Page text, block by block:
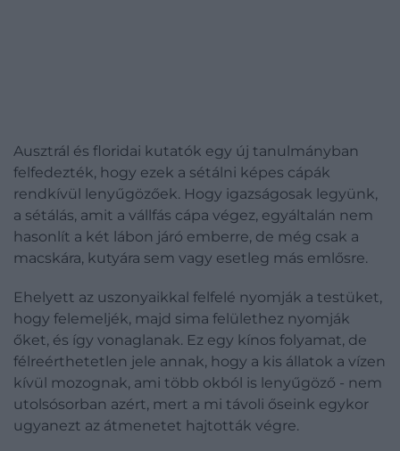
Ausztrál és floridai kutatók egy új tanulmányban
felfedezték, hogy ezek a sétálni képes cápák
rendkívül lenyűgözőek. Hogy igazságosak legyünk,
a sétálás, amit a vállfás cápa végez, egyáltalán nem
hasonlít a két lábon járó emberre, de még csak a
macskára, kutyára sem vagy esetleg más emlősre.
Ehelyett az uszonyaikkal felfelé nyomják a testüket,
hogy felemeljék, majd sima felülethez nyomják
őket, és így vonaglanak. Ez egy kínos folyamat, de
félreérthetetlen jele annak, hogy a kis állatok a vízen
kívül mozognak, ami több okból is lenyűgöző - nem
utolsósorban azért, mert a mi távoli őseink egykor
ugyanezt az átmenetet hajtották végre.